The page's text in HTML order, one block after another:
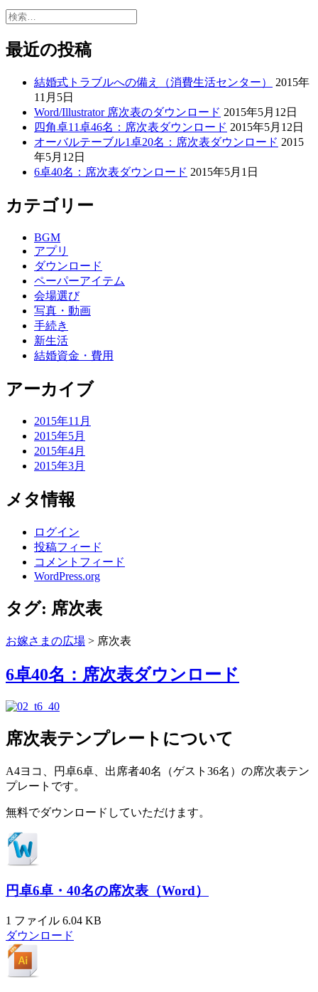
検
最近の投稿
結婚式トラブルへの備え（消費生活センター）
2015年
11月5日
Word/Illustrator 席次表のダウンロード 2015年5月12日
四角卓11卓46名：席次表ダウンロード 2015年5月12日
オーバルテーブル1卓20名：席次表ダウンロード 2015
年5月12日
6卓40名：席次表ダウンロード 2015年5月1日
カテゴリー
BGM
アプリ
ダウンロード
ペーパーアイテム
会場選び
写真・動画
手続き
新生活
結婚資金・費用
アーカイブ
2015年11月
2015年5月
2015年4月
2015年3月
メタ情報
ログイン
投稿フィード
コメントフィード
WordPress.org
タグ: 席次表
お嫁さまの広場 > 席次表
6卓40名：席次表ダウンロード
席次表テンプレートについて
A4ヨコ、円卓6卓、出席者40名（ゲスト36名）の席次表テン
プレートです。
無料でダウンロードしていただけます。
円卓6卓・40名の席次表（Word）
1 ファイル 6.04 KB
ダウンロード